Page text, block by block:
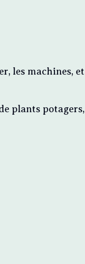
les machines, et
plants potagers,